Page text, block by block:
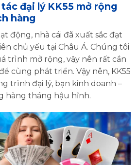
đại lý KK55 mở rộng
hàng
động, nhà cái đã xuất sắc đạt
chủ yếu tại Châu Á. Chúng tôi
trình mở rộng, vậy nên rất cần
cùng phát triển. Vậy nên, KK55
trình đại lý, bạn kinh doanh –
hàng tháng hậu hĩnh.